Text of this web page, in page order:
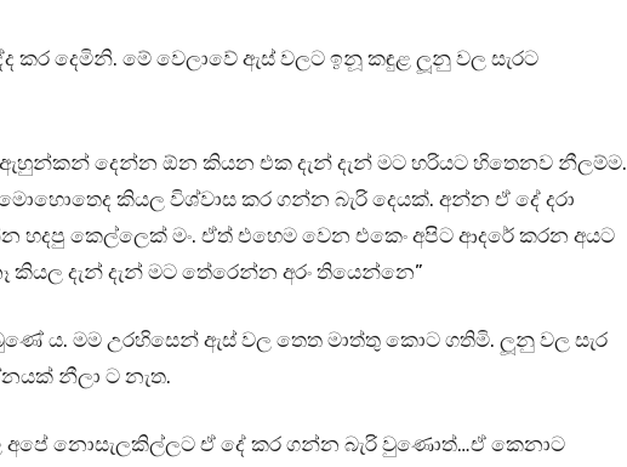
කර දෙමිනි. මේ වෙලාවේ ඇස් වලට ඉනූ කඳුළ ලූනු වල සැරට
ඇහුන්කන් දෙන්න ඕන කියන එක දැන් දැන් මට හරියට හිතෙනව නීලම්ම.
කියල විශ්වාස කර ගන්න බැරි දෙයක්. අන්න ඒ දේ දරා
හදපු කෙල්ලෙක් මං. ඒත් එහෙම වෙන එකෙං අපිට ආදරේ කරන අයට
කියල දැන් දැන් මට තේරෙන්න අරං තියෙන්නෙ”
ය. මම උරහිසෙන් ඇස් වල තෙත මාත්තු කොට ගතිමි. ලූනු වල සැර
නීලා ට නැත.
අපේ නොසැලකිල්ලට ඒ දේ කර ගන්න බැරි වුණොත්…ඒ කෙනාට